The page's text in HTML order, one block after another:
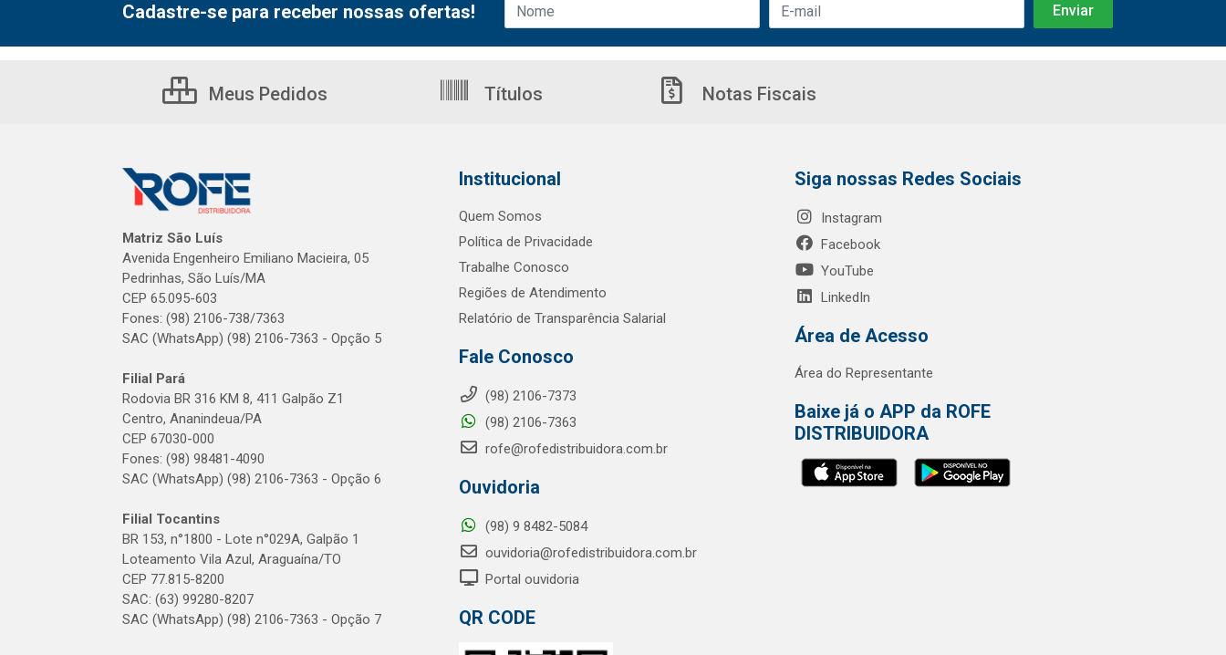
Cadastre-se para receber nossas ofertas!
Meus Pedidos Títulos Notas Fiscais
Matriz São Luís
Avenida Engenheiro Emiliano Macieira, 05
Pedrinhas, São Luís/MA
CEP 65.095-603
Fones: (98) 2106-738/7363
SAC (WhatsApp) (98) 2106-7363 - Opção 5
Filial Pará
Rodovia BR 316 KM 8, 411 Galpão Z1
Centro, Ananindeua/PA
CEP 67030-000
Fones: (98) 98481-4090
SAC (WhatsApp) (98) 2106-7363 - Opção 6
Filial Tocantins
BR 153, n°1800 - Lote n°029A, Galpão 1
Loteamento Vila Azul, Araguaína/TO
CEP 77.815-8200
SAC: (63) 99280-8207
SAC (WhatsApp) (98) 2106-7363 - Opção 7
Institucional
Quem Somos
Política de Privacidade
Trabalhe Conosco
Regiões de Atendimento
Relatório de Transparência Salarial
Fale Conosco
(98) 2106-7373
(98) 2106-7363
rofe@rofedistribuidora.com.br
Ouvidoria
(98) 9 8482-5084
ouvidoria@rofedistribuidora.com.br
Portal ouvidoria
QR CODE
Siga nossas Redes Sociais
Instagram
Facebook
YouTube
LinkedIn
Área de Acesso
Área do Representante
Baixe já o APP da ROFE
DISTRIBUIDORA